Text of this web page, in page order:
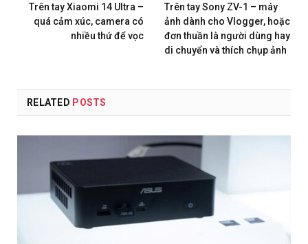
Trên tay Xiaomi 14 Ultra –
quá cảm xúc, camera có
nhiều thứ để vọc
Trên tay Sony ZV-1 – máy
ảnh dành cho Vlogger, hoặc
đơn thuần là người dùng hay
di chuyển và thích chụp ảnh
RELATED POSTS